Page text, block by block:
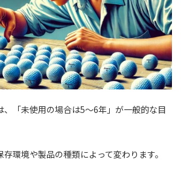
、「未使用の場合は5～6年」が一般的な目
環境や製品の種類によって変わります。